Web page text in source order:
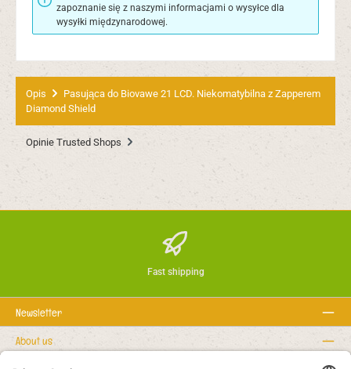
zapoznanie się z naszymi informacjami o wysyłce dla
wysyłki międzynarodowej.
Opis
Pasująca do Biovawe 21 LCD. Niekomatybilna z Zapperem
Diamond Shield
Opinie Trusted Shops
Fast shipping
Newsletter
About us